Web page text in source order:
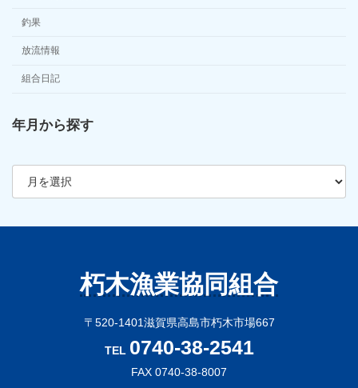
釣果
放流情報
組合日記
年月から探す
ア
朽木漁業協同組合
〒520-1401滋賀県高島市朽木市場667
TEL 0740-38-2541
FAX 0740-38-8007